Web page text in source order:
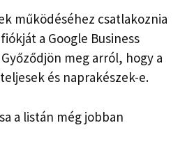
működéséhez csatlakoznia
a Google Business
meg arról, hogy a
és naprakészek-e.
a listán még jobban